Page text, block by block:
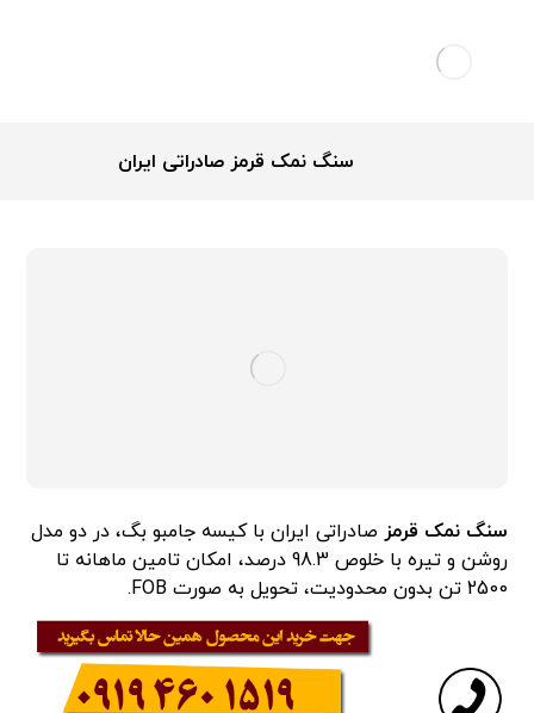
سنگ نمک قرمز صادراتی ایران
سنگ نمک قرمز صادراتی ایران با کیسه جامبو بگ، در دو مدل
روشن و تیره با خلوص 98.3 درصد، امکان تامین ماهانه تا
2500 تن بدون محدودیت، تحویل به صورت FOB.